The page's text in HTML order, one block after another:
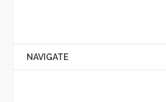
NAVIGATE